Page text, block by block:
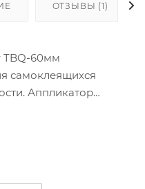
ОТЗЫВЫ (1)
TBQ-60мм
самоклеящихся
Аппликатор